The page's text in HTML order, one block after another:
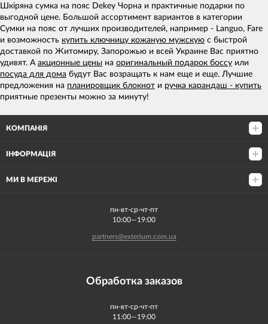
Шкіряна сумка на пояс Dekey Чорна и практичные подарки по
выгодной цене. Большой ассортимент вариантов в категории
Сумки на пояс от лучших производителей, например - Languo, Fare
и возможность купить ключницу кожаную мужскую с быстрой
доставкой по Житомиру, Запорожью и всей Украине Вас приятно
удивят. А акционные цены на оригинальный подарок боссу или
посуда для дома будут Вас возращать к нам еще и еще. Лучшие
предложения на планировщик блокнот и ручка карандаш - купить
приятные презенты можно за минуту!
КОМПАНІЯ
ІНФОРМАЦІЯ
МИ В МЕРЕЖІ
пн-вт-ср-чт-пт
10:00—19:00
partners@exterium.com.ua
Обработка заказов
пн-вт-ср-чт-пт
11:00—19:00